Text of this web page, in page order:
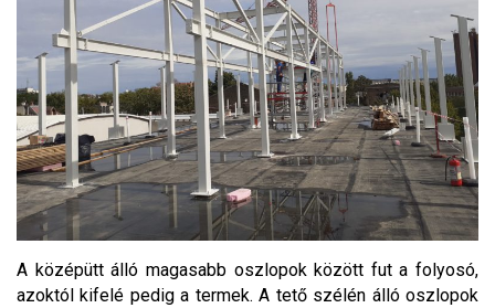
A középütt álló magasabb oszlopok között fut a folyosó,
azoktól kifelé pedig a termek. A tető szélén álló oszlopok